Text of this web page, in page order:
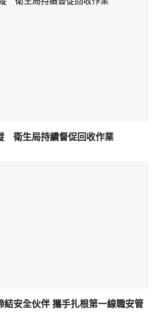
衛生局持續督促回收作業
安全伙伴 攜手扎根第一線職安管